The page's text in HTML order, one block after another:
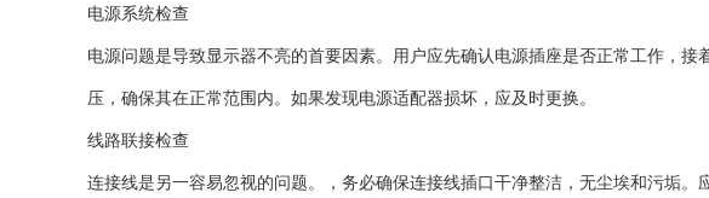
电源系统检查
电源问题是导致显示器不亮的首要因素。用户应先确认电源插座是否正常工作，
压，确保其在正常范围内。如果发现电源适配器损坏，应及时更换。
线路联接检查
连接线是另一容易忽视的问题。，务必确保连接线插口干净整洁，无尘埃和污垢